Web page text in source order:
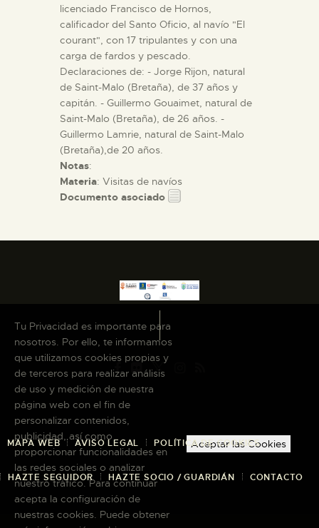
licenciado Francisco de Hornos,
calificador del Santo Oficio, al navío "El
courant", con 17 tripulantes y con una
carga de fardos y pescado.
Declaraciones de: - Jorge Rijon, natural
de Saint-Malo (Bretaña), de 37 años y
capitán. - Guillermo Gouaimet, natural de
Saint-Malo (Bretaña), de 26 años. -
Guillermo Lamrie, natural de Saint-Malo
(Bretaña),de 20 años.
Notas:
Materia: Visitas de navíos
Documento asociado
MAPA WEB AVISO LEGAL POLÍTICA DE COOKIES
HAZTE SEGUIDOR HAZTE SOCIO / GUARDIÁN CONTACTO
Tu Privacidad es importante para
nosotros. Por ello, te informamos
que utilizamos cookies propias y
de terceros para realizar análisis
de uso y medición de nuestra
página web con el fin de
personalizar contenidos,
publicidad, así como
proporcionar funcionalidades en
las redes sociales o analizar
nuestro tráfico. Para continuar
acepta la configuración de
nuestras cookies. Puede obtener
Aceptar las Cookies